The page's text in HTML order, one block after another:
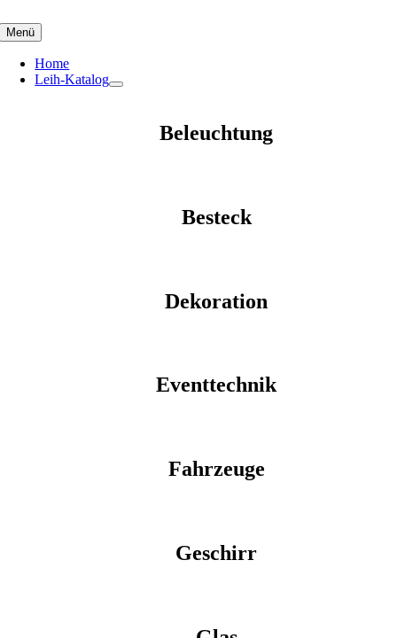
to
content
Menü
Home
Leih-Katalog
Beleuchtung
Besteck
Dekoration
Eventtechnik
Fahrzeuge
Geschirr